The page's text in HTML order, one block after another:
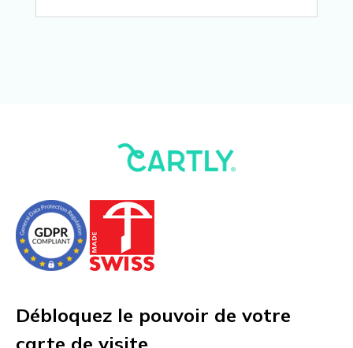
Débloquez le pouvoir de votre